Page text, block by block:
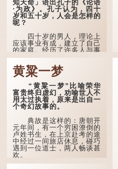
知天命」语出孔子的《论语
·为政》。孔子认为，四十
岁和五十岁，人会是怎样的
呢？
四十岁的男人，理论上
应该事业有成，建立了自己
的家庭。经历了许多人与事
之后，对事物有了自己的判
断能力，不会轻易为表象所
迷惑。
孔子在《论语·子罕》
也说：「知者不惑，仁者不
忧，勇者不惧。」「知」与
智慧的「智」相通，四十岁
的男人应已累积足够智慧，
不再对自己的人生感到困
惑、忧虑与恐惧。
到了五十岁，...
黄粱一梦
“黄粱一梦”比喻荣华
富贵终归虚幻，劝喻世人不
用太过执着，原来是出自一
个奇幻故事的。
典故是这样的：唐朝开
元年间，有一个穷困潦倒的
卢姓书生，在上京赴考的途
中经过一间旅店休息，碰巧
遇到一位道士，两人畅谈甚
欢。